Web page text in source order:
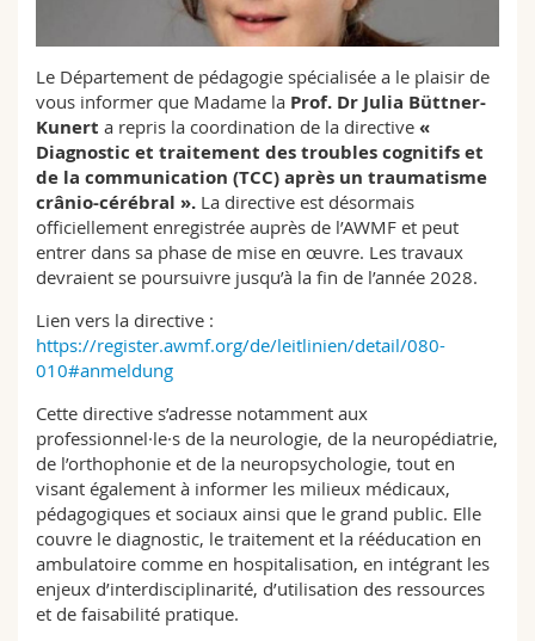
Sciences et médecine
Interfacultaire
Doctorants
Programme des cours
MyUnifr
Le Département de pédagogie spécialisée a le plaisir de
vous informer que Madame la Prof. Dr Julia Büttner-
Kunert a repris la coordination de la directive «
Diagnostic et traitement des troubles cognitifs et
de la communication (TCC) après un traumatisme
crânio-cérébral ». La directive est désormais
officiellement enregistrée auprès de l’AWMF et peut
entrer dans sa phase de mise en œuvre. Les travaux
devraient se poursuivre jusqu’à la fin de l’année 2028.
Lien vers la directive :
https://register.awmf.org/de/leitlinien/detail/080-
010#anmeldung
Cette directive s’adresse notamment aux
professionnel·le·s de la neurologie, de la neuropédiatrie,
de l’orthophonie et de la neuropsychologie, tout en
visant également à informer les milieux médicaux,
pédagogiques et sociaux ainsi que le grand public. Elle
couvre le diagnostic, le traitement et la rééducation en
ambulatoire comme en hospitalisation, en intégrant les
enjeux d’interdisciplinarité, d’utilisation des ressources
et de faisabilité pratique.